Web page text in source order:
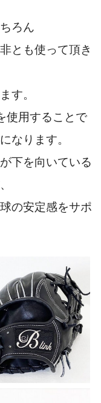
ろん
とも使って頂き
す。
使用することで
なります。
下を向いている
の安定感をサポ